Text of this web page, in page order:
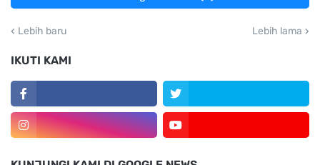
Lebih baru Lebih lama
IKUTI KAMI